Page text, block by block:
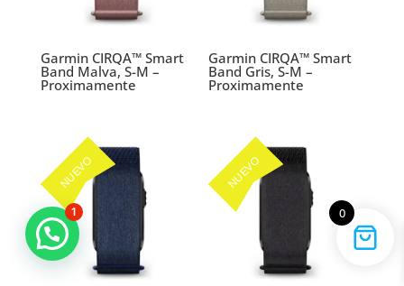
Garmin CIRQA™ Smart
Band Malva, S-M –
Proximamente
Garmin CIRQA™ Smart
Band Gris, S-M –
Proximamente
NUEVO NUEVO
0
Marcas que marcan la diferencia
1